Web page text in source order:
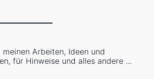
meinen Arbeiten, Ideen und
für Hinweise und alles andere ...